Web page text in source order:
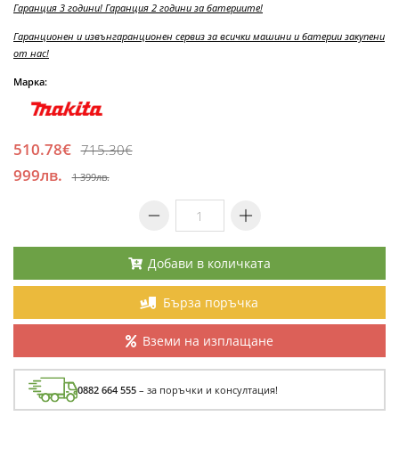
Гаранция 3 години! Гаранция 2 години за батериите!
Гаранционен и извънгаранционен сервиз за всички машини и батерии закупени
от нас!
Марка:
510.78€ 715.30€
999лв. 1 399лв.
Добави в количката
Бърза поръчка
Вземи на изплащане
0882 664 555 – за поръчки и консултация!